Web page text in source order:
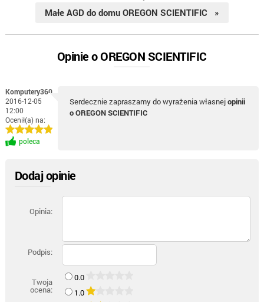
Małe AGD do domu OREGON SCIENTIFIC »
Opinie o OREGON SCIENTIFIC
Komputery360
2016-12-05
12:00
Ocenił(a) na:
poleca
Serdecznie zapraszamy do wyrażenia własnejopinii
o OREGON SCIENTIFIC
Dodaj opinie
Opinia:
Podpis:
Twoja
ocena:
0.0
1.0